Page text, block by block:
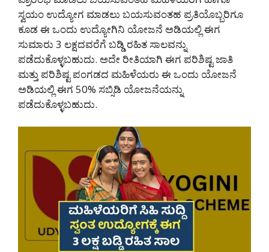
ಸ್ವಯಂ ಉದ್ಯೋಗ ಮಾಡಲು ಬಯಸುವಂತಹ ಪ್ರತಿಯೊಬ್ಬರಿಗೂ
ಕೂಡ ಈ ಒಂದು ಉದ್ಯೋಗಿನಿ ಯೋಜನೆ ಅಡಿಯಲ್ಲಿ ಈಗ
ಸುಮಾರು 3 ಲಕ್ಷದವರೆಗೆ ಬಡ್ಡಿ ರಹಿತ ಸಾಲವನ್ನು
ಪಡೆದುಕೊಳ್ಳಬಹುದು. ಅದೇ ರೀತಿಯಾಗಿ ಈಗ ಪರಿಶಿಷ್ಟ ಜಾತಿ
ಮತ್ತು ಪರಿಶಿಷ್ಟ ಪಂಗಡದ ಮಹಿಳೆಯರು ಈ ಒಂದು ಯೋಜನೆ
ಅಡಿಯಲ್ಲಿ ಈಗ 50% ಸಬ್ಸಿಡಿ ಯೋಜನೆಯನ್ನು
ಪಡೆದುಕೊಳ್ಳಬಹುದು.